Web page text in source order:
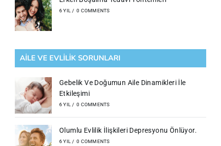
6 YIL / 0 COMMENTS
AILE VE EVLILIK SORUNLARI
Gebelik Ve Doğumun Aile Dinamikleri İle
Etkileşimi
6 YIL / 0 COMMENTS
Olumlu Evlilik İlişkileri Depresyonu Önlüyor.
6 YIL / 0 COMMENTS